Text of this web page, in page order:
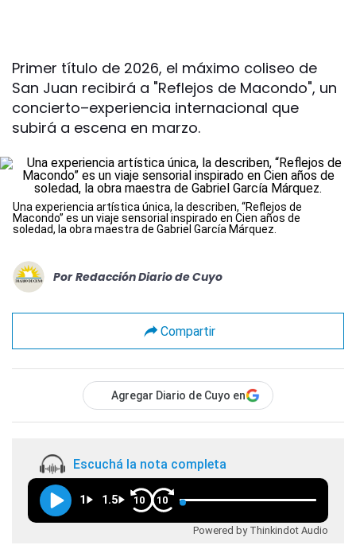
Primer título de 2026, el máximo coliseo de
San Juan recibirá a "Reflejos de Macondo", un
concierto–experiencia internacional que
subirá a escena en marzo.
Una experiencia artística única, la describen, “Reflejos de
Macondo” es un viaje sensorial inspirado en Cien años de
soledad, la obra maestra de Gabriel García Márquez.
Por Redacción Diario de Cuyo
Compartir
Agregar Diario de Cuyo en
Escuchá la nota completa
1 1.5 10 10
Powered by Thinkindot Audio